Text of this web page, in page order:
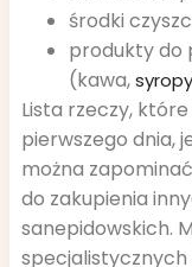
środki
produkty do
(kawa,syropy
Lista rzeczy,
pierwszego dnia,
można
do zakupienia
sanepidowskich.
specjalistycznych